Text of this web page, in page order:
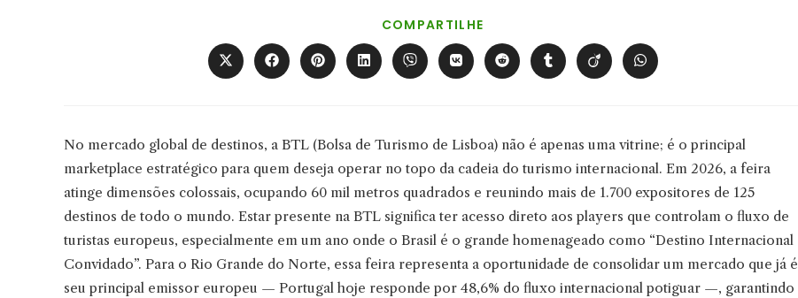
COMPARTILHE
ESTE
CONTEÚDO
Abre
em
Abre
em
Abre
em
Abre
em
Abre
em
Abre
em
Abre
em
Abre
em
Abre
em
Abre
em
No mercado global de destinos, a BTL (Bolsa de Turismo de Lisboa) não é apenas uma vitrine; é o principal
marketplace estratégico para quem deseja operar no topo da cadeia do turismo internacional. Em 2026, a feira
atinge dimensões colossais, ocupando 60 mil metros quadrados e reunindo mais de 1.700 expositores de 125
destinos de todo o mundo. Estar presente na BTL significa ter acesso direto aos players que controlam o fluxo de
turistas europeus, especialmente em um ano onde o Brasil é o grande homenageado como “Destino Internacional
Convidado”. Para o Rio Grande do Norte, essa feira representa a oportunidade de consolidar um mercado que já é
seu principal emissor europeu — Portugal hoje responde por 48,6% do fluxo internacional potiguar —, garantindo